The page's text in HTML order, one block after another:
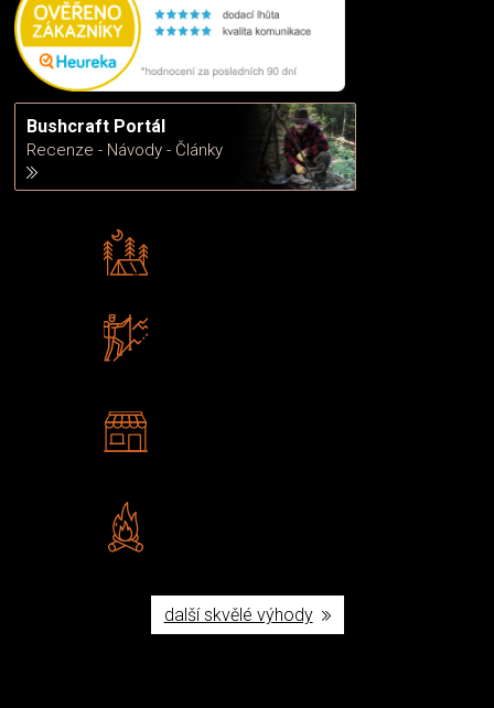
Bushcraft Portál
Recenze - Návody - Články
další skvělé výhody